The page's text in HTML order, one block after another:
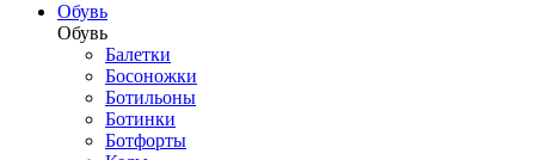
Обувь
Обувь
Балетки
Босоножки
Ботильоны
Ботинки
Ботфорты